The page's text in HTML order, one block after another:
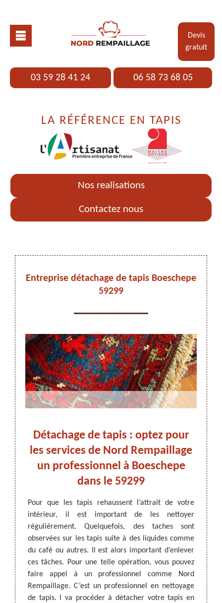
Devis
gratuit
03 59 28 41 24 06 58 73 68 05
LA RÉFÉRENCE EN TAPIS
Nos realisations
Contactez nous
ARTISAN DEZITTER, REMPAILLAGE -
CANNAGE - RECOLLAGE, 59 NORD
Entreprise détachage de tapis Boeschepe
59299
un
Nord
il
sera
de
votre
Détachage de tapis : optez pour
les services de Nord Rempaillage
un professionnel à Boeschepe
dans le 59299
Pour que les tapis rehaussent l’attrait de votre
intérieur, il est important de les nettoyer
régulièrement. Quelquefois, des taches sont
observées sur les tapis suite à des liquides comme
du café ou autres. Il est alors important d’enlever
ces tâches. Pour une telle opération, vous pouvez
faire appel à un professionnel comme Nord
Rempaillage. C’est un professionnel en nettoyage
de tapis. l va procéder à détacher votre tapis en
Le
suit e
Pour
dans
est